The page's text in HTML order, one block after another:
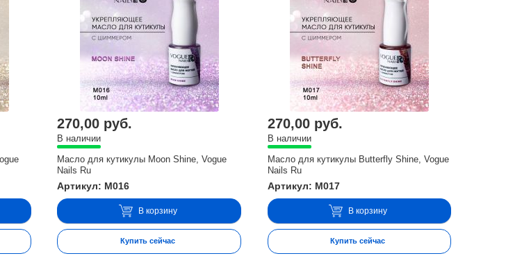
270,00 руб.
В наличии
Масло для кутикулы Moon Shine, Vogue
Nails Ru
Артикул: M016
В корзину
Купить сейчас
270,00 руб.
В наличии
Масло для кутикулы Butterfly Shine, Vogue
Nails Ru
Артикул: M017
В корзину
Купить сейчас